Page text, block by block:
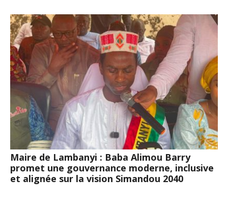
Maire de Lambanyi : Baba Alimou Barry
promet une gouvernance moderne, inclusive
et alignée sur la vision Simandou 2040